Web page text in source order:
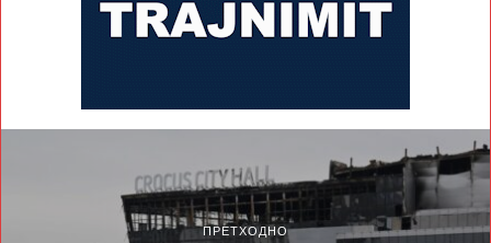
ПРЕТХОДНО